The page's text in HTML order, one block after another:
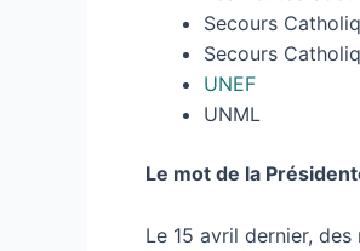
Secours
Secours
UNEF
UNML
Le mot de la
Le 15 avril dernier,